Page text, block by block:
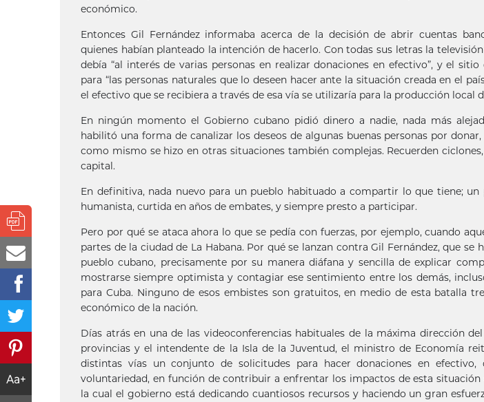
económico.
Entonces Gil Fernández informaba acerca de la decisión de abrir cuentas
quienes habían planteado la intención de hacerlo. Con todas sus letras la
debía “al interés de varias personas en realizar donaciones en efectivo”, y el
para “las personas naturales que lo deseen hacer ante la situación creada en el
el efectivo que se recibiera a través de esa vía se utilizaría para la producción local
En ningún momento el Gobierno cubano pidió dinero a nadie, nada más
habilitó una forma de canalizar los deseos de algunas buenas personas por
como mismo se hizo en otras situaciones también complejas. Recuerden
capital.
En definitiva, nada nuevo para un pueblo habituado a compartir lo que tiene;
humanista, curtida en años de embates, y siempre presto a participar.
Pero por qué se ataca ahora lo que se pedía con fuerzas, por ejemplo, cuando
partes de la ciudad de La Habana. Por qué se lanzan contra Gil Fernández, que
pueblo cubano, precisamente por su manera diáfana y sencilla de explicar
mostrarse siempre optimista y contagiar ese sentimiento entre los demás,
para Cuba. Ninguno de esos embistes son gratuitos, en medio de esta batalla
económico de la nación.
Días atrás en una de las videoconferencias habituales de la máxima dirección
provincias y el intendente de la Isla de la Juventud, el ministro de Economía
distintas vías un conjunto de solicitudes para hacer donaciones en efectivo,
voluntariedad, en función de contribuir a enfrentar los impactos de esta situación
la cual el gobierno está dedicando cuantiosos recursos y haciendo un gran